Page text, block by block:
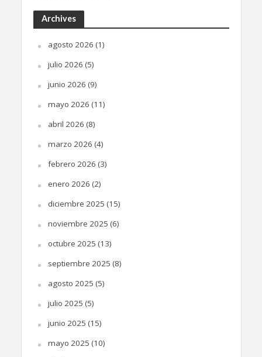
Archives
agosto 2026 (1)
julio 2026 (5)
junio 2026 (9)
mayo 2026 (11)
abril 2026 (8)
marzo 2026 (4)
febrero 2026 (3)
enero 2026 (2)
diciembre 2025 (15)
noviembre 2025 (6)
octubre 2025 (13)
septiembre 2025 (8)
agosto 2025 (5)
julio 2025 (5)
junio 2025 (15)
mayo 2025 (10)